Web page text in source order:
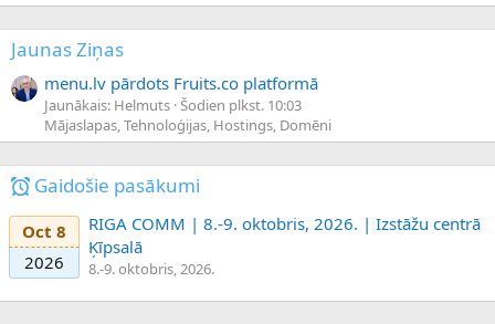
Jaunas Ziņas
menu.lv pārdots Fruits.co platformā
Jaunākais: Helmuts Šodien plkst. 10:03
Mājaslapas, Tehnoloģijas, Hostings, Domēni
Gaidošie pasākumi
Oct 8
2026
RIGA COMM | 8.-9. oktobris, 2026. | Izstāžu centrā
Ķīpsalā
8.-9. oktobris, 2026.